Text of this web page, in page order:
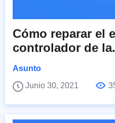
Cómo reparar el
controlador de
Asunto
Junio 30, 2021